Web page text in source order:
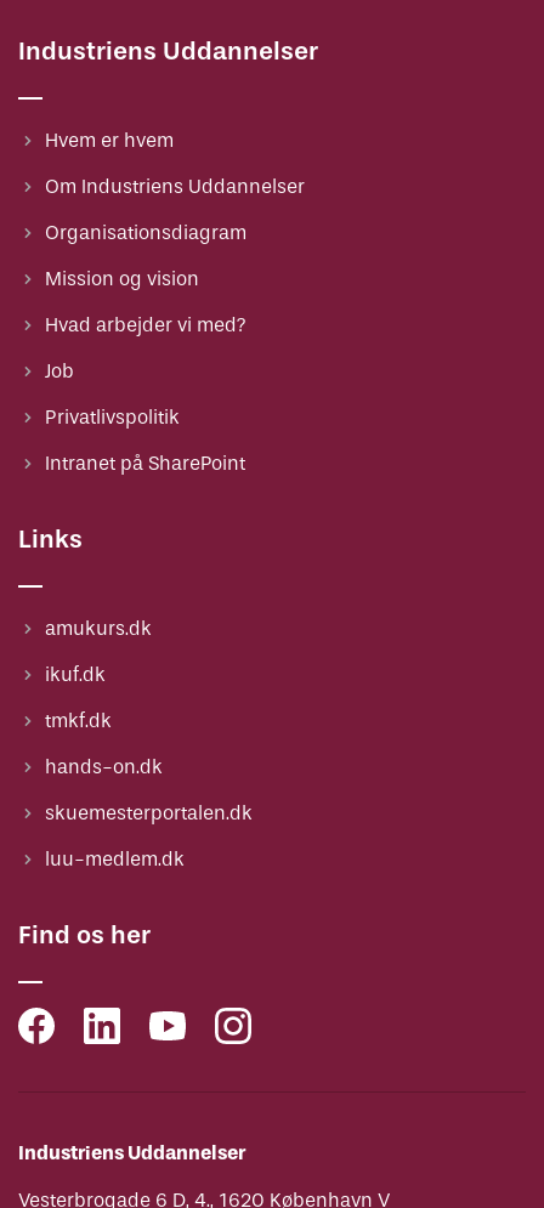
Industriens Uddannelser
Hvem er hvem
Om Industriens Uddannelser
Organisationsdiagram
Mission og vision
Hvad arbejder vi med?
Job
Privatlivspolitik
Intranet på SharePoint
Links
amukurs.dk
ikuf.dk
tmkf.dk
hands-on.dk
skuemesterportalen.dk
luu-medlem.dk
Find os her
Industriens Uddannelser
Vesterbrogade 6 D, 4., 1620 København V